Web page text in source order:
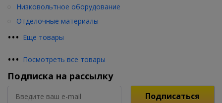
••• Еще товары
Низковольтное оборудование
Отделочные материалы
••• Посмотреть все товары
Подписка на рассылку
Подписаться